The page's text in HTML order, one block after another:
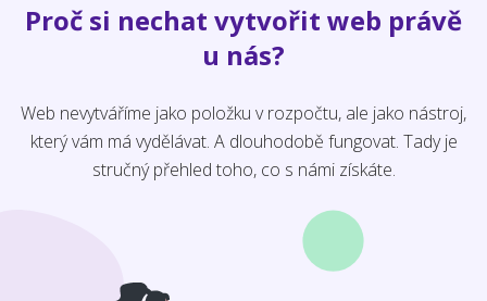
Proč si nechat vytvořit web právě
u nás?
Web nevytváříme jako položku v rozpočtu, ale jako nástroj,
který vám má vydělávat. A dlouhodobě fungovat. Tady je
stručný přehled toho, co s námi získáte.